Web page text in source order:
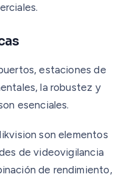
estaciones de
la robustez y
esenciales.
son elementos
de videovigilancia
de rendimiento,